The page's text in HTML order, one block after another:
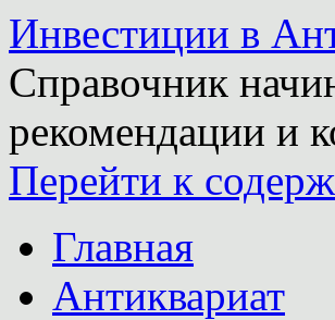
Инвестиции в
Справочник
рекомендации и
Перейти к
Главная
Антиквариат